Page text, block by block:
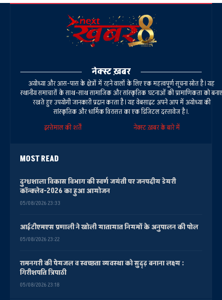
नेक्स्ट ख़बर
अयोध्या और आस-पास के क्षेत्रों में रहने वालों के लिए एक महत्वपूर्ण सूचना स्रोत है। यह
स्थानीय समाचारों के साथ-साथ सामाजिक और सांस्कृतिक घटनाओं की प्रामाणिकता को बनाए
रखते हुए उपयोगी जानकारी प्रदान करता है। यह वेबसाइट अपने आप में अयोध्या की
सांस्कृतिक और धार्मिक विरासत का एक डिजिटल दस्तावेज है।.
इस्तेमाल की शर्तें
नेक्स्ट ख़बर के बारे में
MOST READ
दुग्धशाला विकास विभाग की स्वर्ण जयंती पर जनपदीय डेयरी
कॉन्क्लेव-2026 का हुआ आयोजन
05/08/2026 23:33
आईटीएमएस प्रणाली ने खोली यातायात नियमों के अनुपालन की पोल
05/08/2026 23:22
रामनगरी की पेयजल व स्वच्छता व्यवस्था को सुदृढ़ बनाना लक्ष्य :
गिरीशपति त्रिपाठी
05/08/2026 23:18